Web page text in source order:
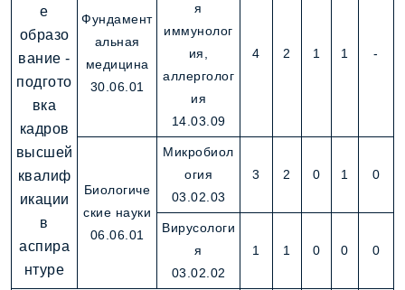
е
образо
вание -
подгото
вка
кадров
высшей
квалиф
икации
в
аспира
нтуре
Фундамент
альная
медицина
30.06.01
я
иммунолог
ия,
аллерголог
ия
14.03.09
4 2 1 1 -
Биологиче
ские науки
06.06.01
Микробиол
огия
03.02.03
3 2 0 1 0
Вирусологи
я
03.02.02
1 1 0 0 0